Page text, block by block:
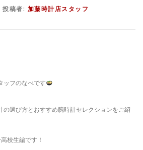
投稿者: 加藤時計店スタッフ
ッフのなべです
の選び方とおすすめ腕時計セレクションをご紹
校生編です！